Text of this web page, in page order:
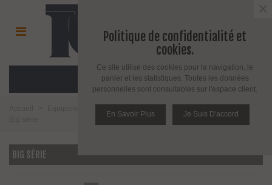
MENU
BIG SÉRIE
Politique de confidentialité et
cookies.
Ce site utilise des cookies pour la navigation, le
panier et les statistiques. Toutes les données
personnelles sont consultables sur l'espace client.
En Savoir Plus Je Suis D'accord